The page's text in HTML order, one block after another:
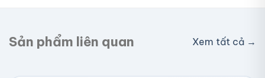
Sản phẩm liên quan Xem tất cả →